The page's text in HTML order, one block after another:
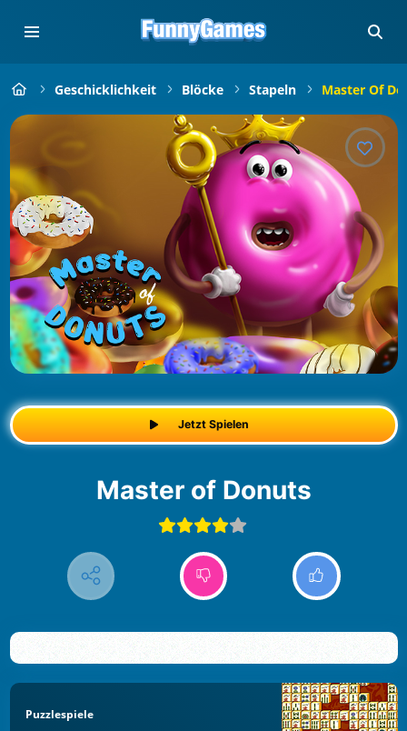
Geschicklichkeit Blöcke Stapeln Master Of
Jetzt Spielen
Master of Donuts
Puzzlespiele